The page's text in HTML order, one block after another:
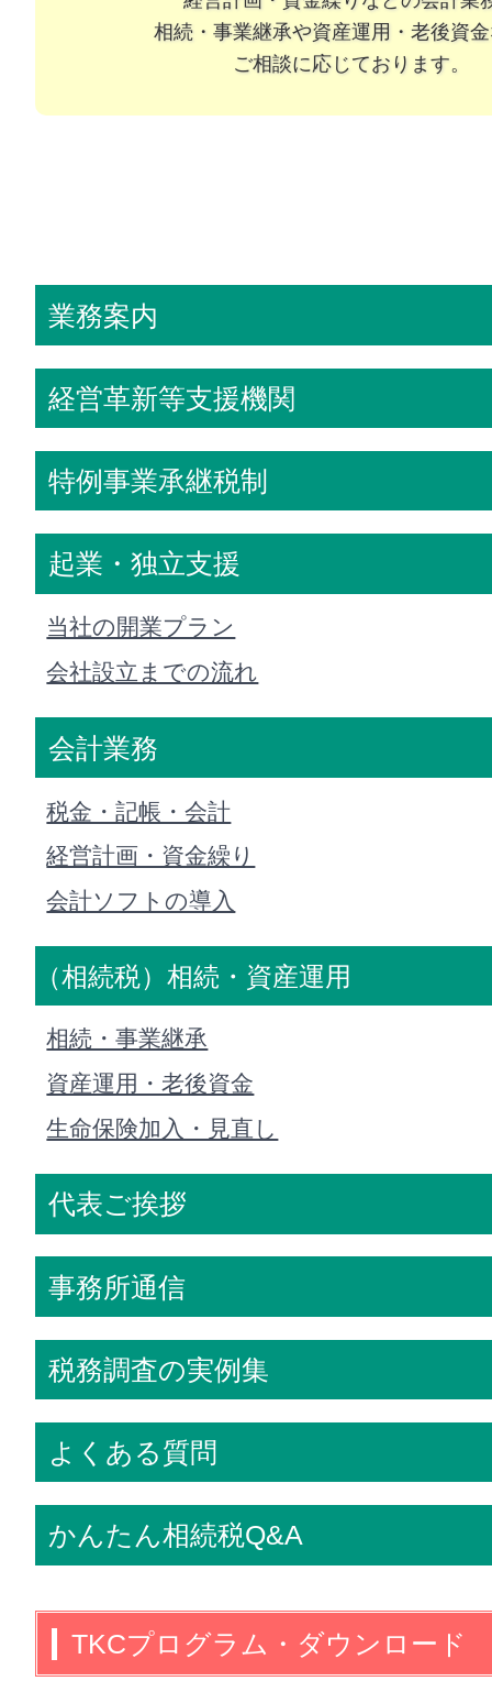
相続・事業継承や資産運用・老後資
ご相談に応じております。
業務案内
経営革新等支援機関
特例事業承継税制
起業・独立支援
当社の開業プラン
会社設立までの流れ
会計業務
税金・記帳・会計
経営計画・資金繰り
会計ソフトの導入
（相続税）相続・資産運用
相続・事業継承
資産運用・老後資金
生命保険加入・見直し
代表ご挨拶
事務所通信
税務調査の実例集
よくある質問
かんたん相続税Q&A
TKCプログラム・ ダウンロード